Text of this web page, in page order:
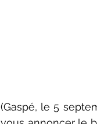
(Gaspé, le 5